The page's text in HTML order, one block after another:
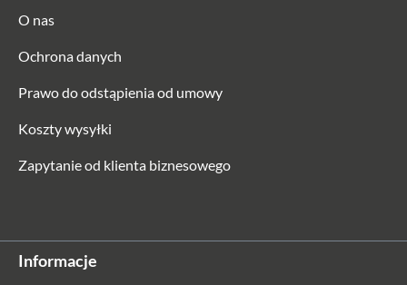
O nas
Ochrona danych
Prawo do odstąpienia od umowy
Koszty wysyłki
Zapytanie od klienta biznesowego
Informacje